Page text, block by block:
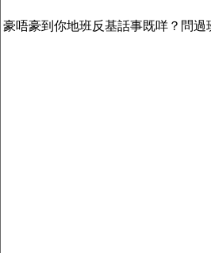
豪唔豪到你地班反基話事既咩？問過